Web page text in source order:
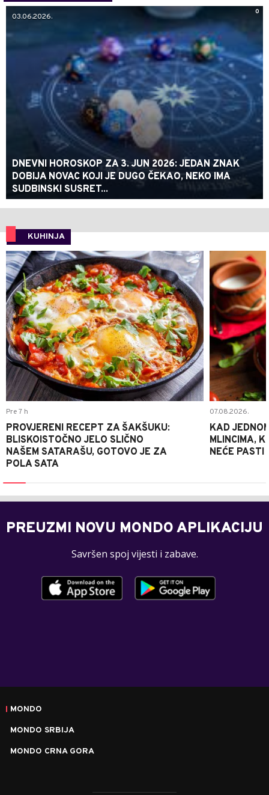
0
03.06.2026.
DNEVNI HOROSKOP ZA 3. JUN 2026: JEDAN ZNAK
DOBIJA NOVAC KOJI JE DUGO ČEKAO, NEKO IMA
SUDBINSKI SUSRET...
KUHINJA
0
Pre 7 h
PROVJERENI RECEPT ZA ŠAKŠUKU:
BLISKOISTOČNO JELO SLIČNO
NAŠEM SATARAŠU, GOTOVO JE ZA
POLA SATA
07.08.2026.
KAD
MLINCIMA,
NEĆE PASTI
PREUZMI NOVU MONDO APLIKACIJU
Savršen spoj vijesti i zabave.
MONDO
MONDO SRBIJA
MONDO CRNA GORA